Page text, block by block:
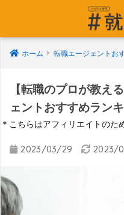
ホーム 転職エージェントお
【転職のプロが教え
ェントおすすめラン
＊こちらはアフィリエイトのた
2023/03/29 2023/